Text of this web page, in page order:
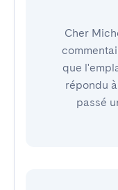
Cher
que
répondu
passé